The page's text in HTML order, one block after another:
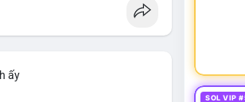
thúc đẩy nhu cầu token
tỷ USD từ vụ hack Triều
ấy
SOL VIP